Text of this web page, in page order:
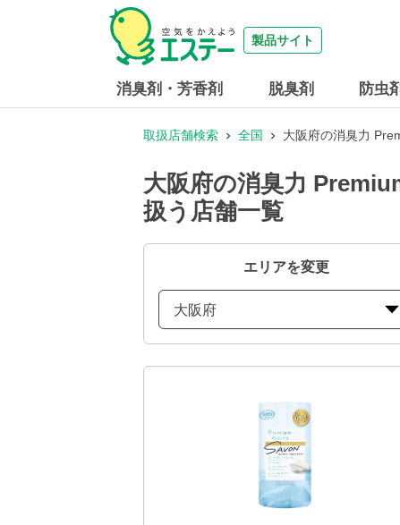
製品サイト
消臭剤・芳香剤 脱臭剤 防虫
取扱店舗検索 全国 大阪府の消臭力
大阪府の消臭力
扱う店舗一覧
エリアを変更
大阪府